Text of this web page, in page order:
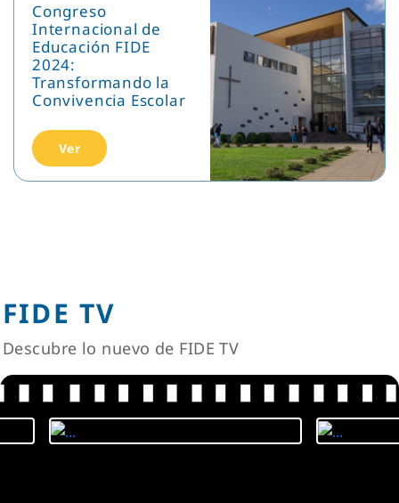
Congreso
Internacional de
Educación FIDE
2024:
Transformando la
Convivencia Escolar
Ver
FIDE TV
Descubre lo nuevo de FIDE TV